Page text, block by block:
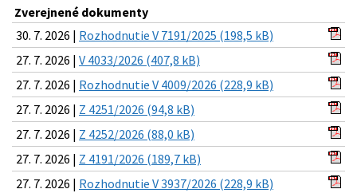
Zverejnené dokumenty
30. 7. 2026 | Rozhodnutie V 7191/2025 (198,5 kB)
27. 7. 2026 | V 4033/2026 (407,8 kB)
27. 7. 2026 | Rozhodnutie V 4009/2026 (228,9 kB)
27. 7. 2026 | Z 4251/2026 (94,8 kB)
27. 7. 2026 | Z 4252/2026 (88,0 kB)
27. 7. 2026 | Z 4191/2026 (189,7 kB)
27. 7. 2026 | Rozhodnutie V 3937/2026 (228,9 kB)